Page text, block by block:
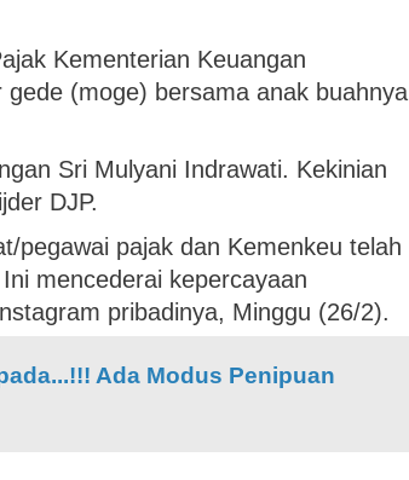
Kementerian Keuangan
(moge) bersama anak buahnya
Sri Mulyani Indrawati. Kekinian
DJP.
pegawai pajak dan Kemenkeu telah
mencederai kepercayaan
pribadinya, Minggu (26/2).
Ada Modus Penipuan